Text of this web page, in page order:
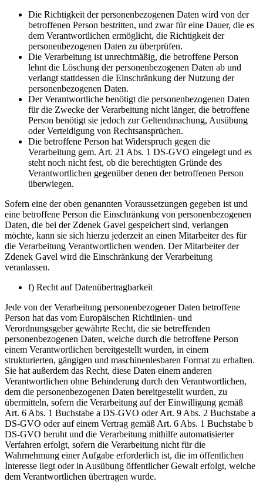
Die Richtigkeit der personenbezogenen Daten wird von der
betroffenen Person bestritten, und zwar für eine Dauer, die es
dem Verantwortlichen ermöglicht, die Richtigkeit der
personenbezogenen Daten zu überprüfen.
Die Verarbeitung ist unrechtmäßig, die betroffene Person
lehnt die Löschung der personenbezogenen Daten ab und
verlangt stattdessen die Einschränkung der Nutzung der
personenbezogenen Daten.
Der Verantwortliche benötigt die personenbezogenen Daten
für die Zwecke der Verarbeitung nicht länger, die betroffene
Person benötigt sie jedoch zur Geltendmachung, Ausübung
oder Verteidigung von Rechtsansprüchen.
Die betroffene Person hat Widerspruch gegen die
Verarbeitung gem. Art. 21 Abs. 1 DS-GVO eingelegt und es
steht noch nicht fest, ob die berechtigten Gründe des
Verantwortlichen gegenüber denen der betroffenen Person
überwiegen.
Sofern eine der oben genannten Voraussetzungen gegeben ist und
eine betroffene Person die Einschränkung von personenbezogenen
Daten, die bei der Zdenek Gavel gespeichert sind, verlangen
möchte, kann sie sich hierzu jederzeit an einen Mitarbeiter des für
die Verarbeitung Verantwortlichen wenden. Der Mitarbeiter der
Zdenek Gavel wird die Einschränkung der Verarbeitung
veranlassen.
f) Recht auf Datenübertragbarkeit
Jede von der Verarbeitung personenbezogener Daten betroffene
Person hat das vom Europäischen Richtlinien- und
Verordnungsgeber gewährte Recht, die sie betreffenden
personenbezogenen Daten, welche durch die betroffene Person
einem Verantwortlichen bereitgestellt wurden, in einem
strukturierten, gängigen und maschinenlesbaren Format zu erhalten.
Sie hat außerdem das Recht, diese Daten einem anderen
Verantwortlichen ohne Behinderung durch den Verantwortlichen,
dem die personenbezogenen Daten bereitgestellt wurden, zu
übermitteln, sofern die Verarbeitung auf der Einwilligung gemäß
Art. 6 Abs. 1 Buchstabe a DS-GVO oder Art. 9 Abs. 2 Buchstabe a
DS-GVO oder auf einem Vertrag gemäß Art. 6 Abs. 1 Buchstabe b
DS-GVO beruht und die Verarbeitung mithilfe automatisierter
Verfahren erfolgt, sofern die Verarbeitung nicht für die
Wahrnehmung einer Aufgabe erforderlich ist, die im öffentlichen
Interesse liegt oder in Ausübung öffentlicher Gewalt erfolgt, welche
dem Verantwortlichen übertragen wurde.